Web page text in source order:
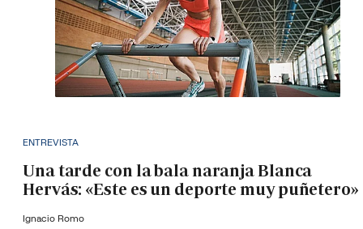
ENTREVISTA
Una tarde con la bala naranja Blanca
Hervás: «Este es un deporte muy puñetero»
Ignacio Romo